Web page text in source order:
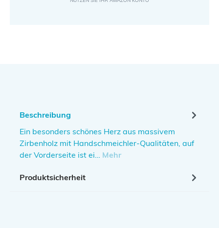
Beschreibung
Ein besonders schönes Herz aus massivem
Zirbenholz mit Handschmeichler-Qualitäten, auf
der Vorderseite ist ei… Mehr
Produktsicherheit